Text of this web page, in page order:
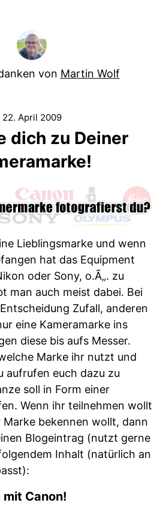
von Martin Wolf
22. April 2009
dich zu Deiner
Lieblingsmarke und wenn
hat das Equipment
oder Sony, o.Ã„. zu
man auch meist dabei. Bei
Zufall, anderen
eine Kameramarke ins
diese bis aufs Messer.
Marke ihr nutzt und
aufrufen euch dazu zu
soll in Form einer
Wenn ihr teilnehmen wollt
Marke bekennen wollt, dann
Blogeintrag (nutzt gerne
Inhalt (natürlich an
Canon!